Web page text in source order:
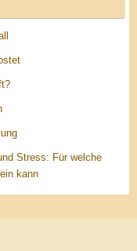
Stress: Für welche
kann